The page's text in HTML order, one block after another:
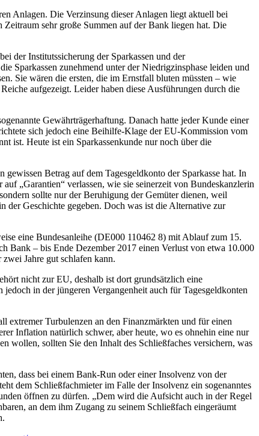
Anlagen. Die Verzinsung dieser Anlagen liegt aktuell bei
sehr große Summen auf der Bank liegen hat. Die
der Institutssicherung der Sparkassen und der
Sparkassen zunehmend unter der Niedrigzinsphase leiden und
Sie wären die ersten, die im Ernstfall bluten müssten – wie
aufgezeigt. Leider haben diese Ausführungen durch die
Gewährträgerhaftung. Danach hatte jeder Kunde einer
sich jedoch eine Beihilfe-Klage der EU-Kommission vom
ist. Heute ist ein Sparkassenkunde nur noch über die
Betrag auf dem Tagesgeldkonto der Sparkasse hat. In
„Garantien“ verlassen, wie sie seinerzeit von Bundeskanzlerin
sollte nur der Beruhigung der Gemüter dienen, weil
der Geschichte gegeben. Doch was ist die Alternative zur
eine Bundesanleihe (DE000 110462 8) mit Ablauf zum 15.
Bank – bis Ende Dezember 2017 einen Verlust von etwa 10.000
Jahre gut schlafen kann.
nicht zur EU, deshalb ist dort grundsätzlich eine
in der jüngeren Vergangenheit auch für Tagesgeldkonten
extremer Turbulenzen an den Finanzmärkten und für einen
Inflation natürlich schwer, aber heute, wo es ohnehin eine nur
wollen, sollten Sie den Inhalt des Schließfaches versichern, was
dass bei einem Bank-Run oder einer Insolvenz von der
dem Schließfachmieter im Falle der Insolvenz ein sogenanntes
öffnen zu dürfen. „Dem wird die Aufsicht auch in der Regel
an dem ihm Zugang zu seinem Schließfach eingeräumt